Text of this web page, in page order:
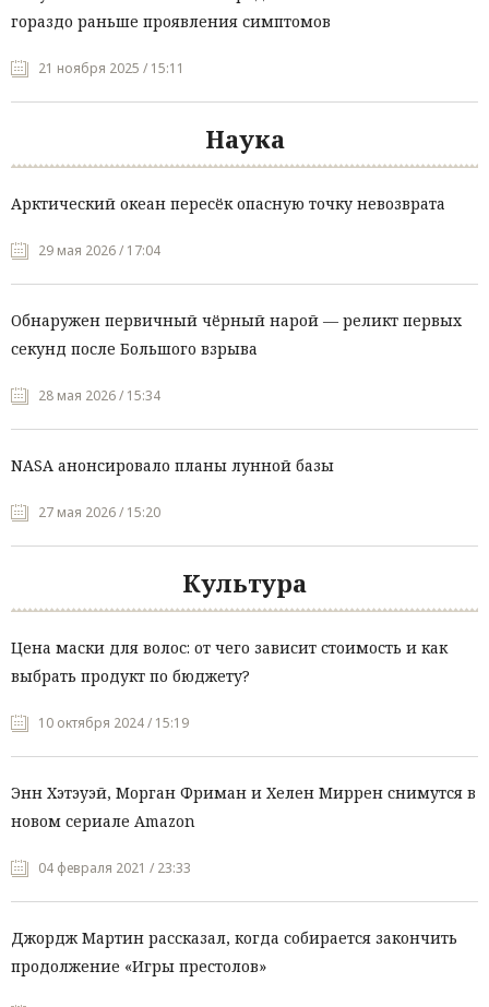
гораздо раньше проявления симптомов
21 ноября 2025 / 15:11
Наука
Арктический океан пересёк опасную точку невозврата
29 мая 2026 / 17:04
Обнаружен первичный чёрный нарой — реликт первых
секунд после Большого взрыва
28 мая 2026 / 15:34
NASA анонсировало планы лунной базы
27 мая 2026 / 15:20
Культура
Цена маски для волос: от чего зависит стоимость и как
выбрать продукт по бюджету?
10 октября 2024 / 15:19
Энн Хэтэуэй, Морган Фриман и Хелен Миррен снимутся в
новом сериале Amazon
04 февраля 2021 / 23:33
Джордж Мартин рассказал, когда собирается закончить
продолжение «Игры престолов»